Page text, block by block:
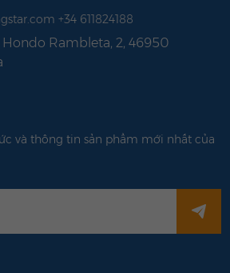
+34 611824188
Hondo Rambleta, 2, 46950
và thông tin sản phẩm mới nhất của